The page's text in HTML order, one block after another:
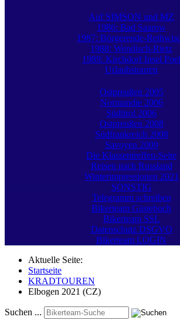
Auf SIMSON und MZ
1986: Bad Saarow
1987: Börgerende-
1988: Wendisch-Rietz
1989: Kirchdorf Insel Poel
Urlaubstouren
Ostpreußen 2005
Normandie 2006
Südtirol 2006
Ostpreußen 2008
Südfrankreich 2008
Savoyen 2009
Die Klassentreffen-Seite
Reisen nach Russland
Winterimpressionen 2021
SONSTIG
Telegramm schreiben
Bikerteam Gästebuch
Bikerteam SSL
Datenschutz DSGVO
Bikerteam LOGIN
Aktuelle Seite:
Startseite
KRADTOUREN
Elbogen 2021 (CZ)
Suchen ...